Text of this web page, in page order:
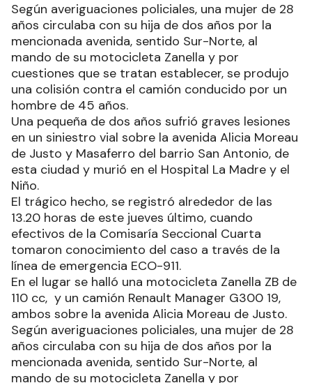
Según averiguaciones policiales, una mujer de 28
años circulaba con su hija de dos años por la
mencionada avenida, sentido Sur-Norte, al
mando de su motocicleta Zanella y por
cuestiones que se tratan establecer, se produjo
una colisión contra el camión conducido por un
hombre de 45 años.
Una pequeña de dos años sufrió graves lesiones
en un siniestro vial sobre la avenida Alicia Moreau
de Justo y Masaferro del barrio San Antonio, de
esta ciudad y murió en el Hospital La Madre y el
Niño.
El trágico hecho, se registró alrededor de las
13.20 horas de este jueves último, cuando
efectivos de la Comisaría Seccional Cuarta
tomaron conocimiento del caso a través de la
línea de emergencia ECO-911.
En el lugar se halló una motocicleta Zanella ZB de
110 cc, y un camión Renault Manager G300 19,
ambos sobre la avenida Alicia Moreau de Justo.
Según averiguaciones policiales, una mujer de 28
años circulaba con su hija de dos años por la
mencionada avenida, sentido Sur-Norte, al
mando de su motocicleta Zanella y por